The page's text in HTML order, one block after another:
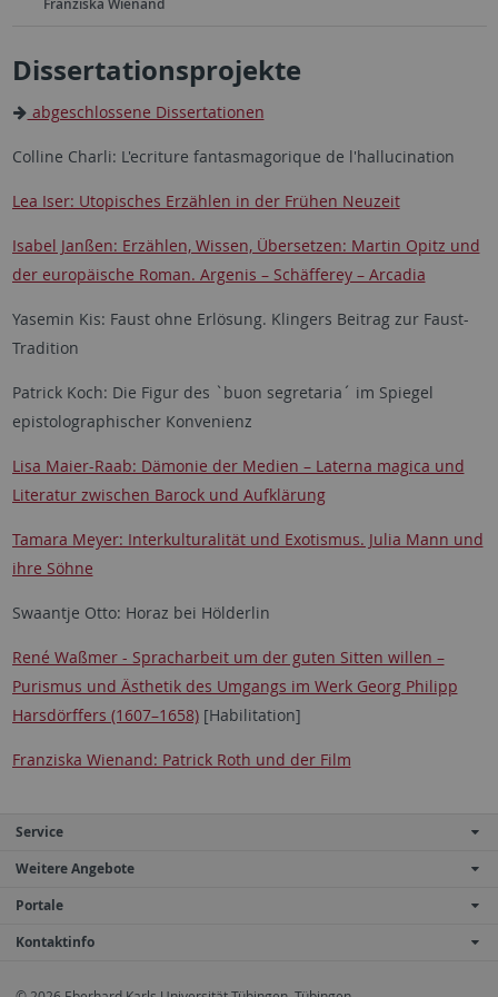
Franziska Wienand
Dissertationsprojekte
abgeschlossene Dissertationen
Colline Charli: L'ecriture fantasmagorique de l'hallucination
Lea Iser: Utopisches Erzählen in der Frühen Neuzeit
Isabel Janßen: Erzählen, Wissen, Übersetzen: Martin Opitz und
der europäische Roman. Argenis – Schäfferey – Arcadia
Yasemin Kis: Faust ohne Erlösung. Klingers Beitrag zur Faust-
Tradition
Patrick Koch: Die Figur des `buon segretaria´ im Spiegel
epistolographischer Konvenienz
Lisa Maier-Raab: Dämonie der Medien – Laterna magica und
Literatur zwischen Barock und Aufklärung
Tamara Meyer: Interkulturalität und Exotismus. Julia Mann und
ihre Söhne
Swaantje Otto: Horaz bei Hölderlin
René Waßmer - Spracharbeit um der guten Sitten willen –
Purismus und Ästhetik des Umgangs im Werk Georg Philipp
Harsdörffers (1607–1658)[Habilitation]
Franziska Wienand: Patrick Roth und der Film
Service
Weitere Angebote
Portale
Kontaktinfo